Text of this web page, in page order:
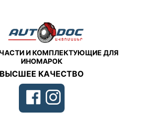
И КОМПЛЕКТУЮЩИЕ ДЛЯ
ИНОМАРОК
ВЫСШЕЕ КАЧЕСТВО